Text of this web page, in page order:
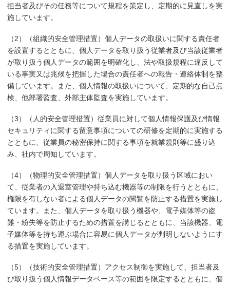
担当者及びその任務等について規程を策定し、定期的に見直しを実
施しています。
（2）（組織的安全管理措置）個人データの取扱いに関する責任者
を設置するとともに、個人データを取り扱う従業者及び当該従業者
が取り扱う個人データの範囲を明確化し、法や取扱規程に違反して
いる事実又は兆候を把握した場合の責任者への報告・連絡体制を整
備しています。また、個人情報の取扱いについて、定期的な自己点
検、他部署監査、外部主体監査を実施しています。
（3）（人的安全管理措置）従業員に対して個人情報保護及び情報
セキュリティに関する留意事項についての研修を定期的に実施する
とともに、従業員の秘密保持に関する事項を就業規則等に盛り込
み、社内で周知しています。
（4）（物理的安全管理措置）個人データを取り扱う区域におい
て、従業者の入退室管理や持ち込む機器等の制限を行うとともに、
権限を有しない者による個人データの閲覧を防止する措置を実施し
ています。また、個人データを取り扱う機器や、電子媒体等の盗
難・紛失等を防止するための措置を講じるとともに、当該機器、電
子媒体等を持ち運ぶ場合に容易に個人データが判明しないようにす
る措置を実施しています。
（5）（技術的安全管理措置）アクセス制御を実施して、担当者及
び取り扱う個人情報データベース等の範囲を限定するとともに、個